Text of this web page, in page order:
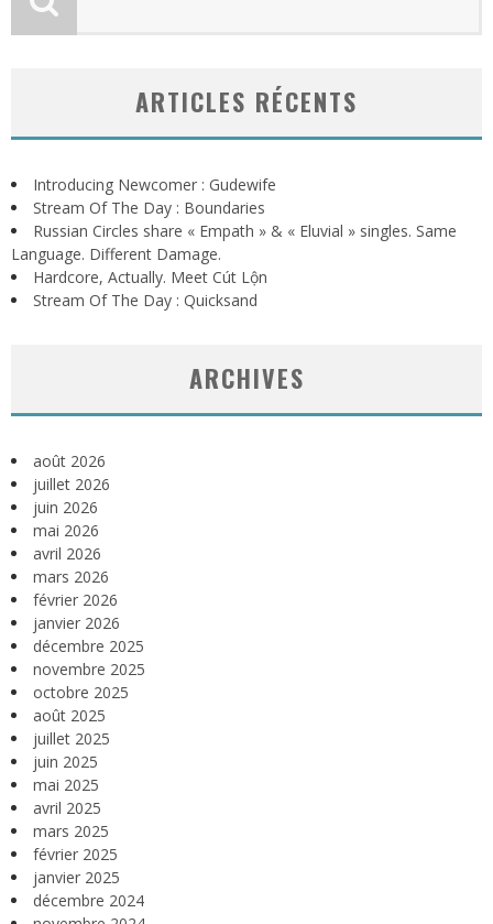
ARTICLES RÉCENTS
Introducing Newcomer : Gudewife
Stream Of The Day : Boundaries
Russian Circles share « Empath » & « Eluvial » singles. Same
Language. Different Damage.
Hardcore, Actually. Meet Cút Lộn
Stream Of The Day : Quicksand
ARCHIVES
août 2026
juillet 2026
juin 2026
mai 2026
avril 2026
mars 2026
février 2026
janvier 2026
décembre 2025
novembre 2025
octobre 2025
août 2025
juillet 2025
juin 2025
mai 2025
avril 2025
mars 2025
février 2025
janvier 2025
décembre 2024